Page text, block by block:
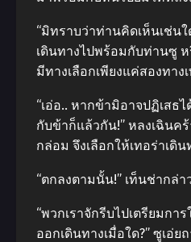
“มิทราบว่าท่านคิดเห็นเช่น
เดินทางไปพร้อมกับท่านซู
มีทางเลือกเพียงแค่สองทาง
“เอ่อ.. หากข้ามิอาจปฏิเสธ
กับข้าก็แล้วกัน!” หลงเฉินค
กล่อม จึงเลือกให้เทอร่าเดิ
“ตกลงตามนั้น!” เท็นช่ากล่า
“พวกเราจักรีบไปเตรียมกา
ออกเดินทางเมื่อใด?” ซูเอ่ย